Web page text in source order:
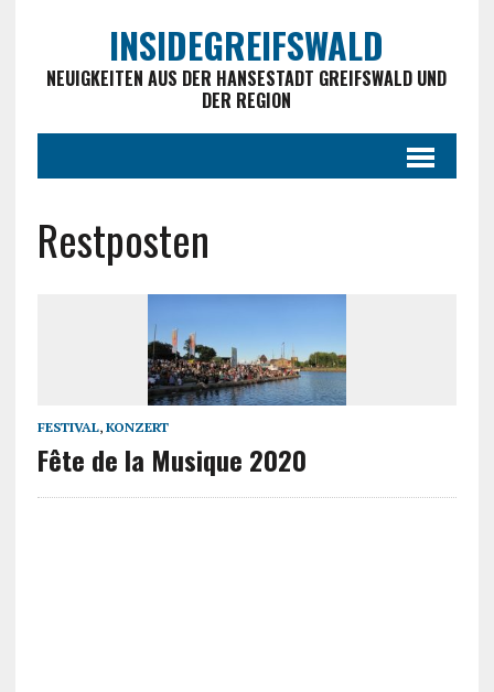
INSIDEGREIFSWALD
NEUIGKEITEN AUS DER HANSESTADT GREIFSWALD UND
DER REGION
Restposten
FESTIVAL, KONZERT
Fête de la Musique 2020